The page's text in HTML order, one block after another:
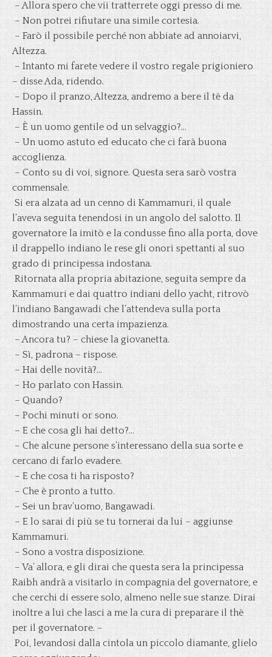
– Allora spero che vii tratterrete oggi presso di me.
– Non potrei rifiutare una simile cortesia.
– Farò il possibile perché non abbiate ad annoiarvi,
Altezza.
– Intanto mi farete vedere il vostro regale prigioniero
– disse Ada, ridendo.
– Dopo il pranzo, Altezza, andremo a bere il tè da
Hassin.
– È un uomo gentile od un selvaggio?…
– Un uomo astuto ed educato che ci farà buona
accoglienza.
– Conto su di voi, signore. Questa sera sarò vostra
commensale.
Si era alzata ad un cenno di Kammamuri, il quale
l’aveva seguita tenendosi in un angolo del salotto. Il
governatore la imitò e la condusse fino alla porta, dove
il drappello indiano le rese gli onori spettanti al suo
grado di principessa indostana.
Ritornata alla propria abitazione, seguita sempre da
Kammamuri e dai quattro indiani dello yacht, ritrovò
l’indiano Bangawadi che l’attendeva sulla porta
dimostrando una certa impazienza.
– Ancora tu? – chiese la giovanetta.
– Sì, padrona – rispose.
– Hai delle novità?…
– Ho parlato con Hassin.
– Quando?
– Pochi minuti or sono.
– E che cosa gli hai detto?…
– Che alcune persone s’interessano della sua sorte e
cercano di farlo evadere.
– E che cosa ti ha risposto?
– Che è pronto a tutto.
– Sei un brav’uomo, Bangawadi.
– E lo sarai di più se tu tornerai da lui – aggiunse
Kammamuri.
– Sono a vostra disposizione.
– Va’ allora, e gli dirai che questa sera la principessa
Raibh andrà a visitarlo in compagnia del governatore, e
che cerchi di essere solo, almeno nelle sue stanze. Dirai
inoltre a lui che lasci a me la cura di preparare il thè
per il governatore. –
Poi, levandosi dalla cintola un piccolo diamante, glielo